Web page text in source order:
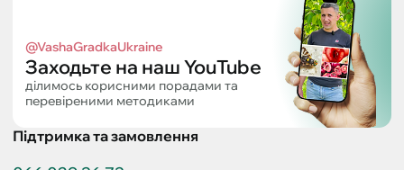
@VashaGradkaUkraine
Заходьте на наш YouTube
ділимось корисними порадами та
перевіреними методиками
Підтримка та замовлення